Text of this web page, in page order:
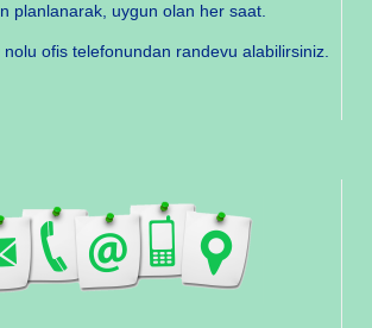
planlanarak, uygun olan her saat.
nolu ofis telefonundan randevu alabilirsiniz.